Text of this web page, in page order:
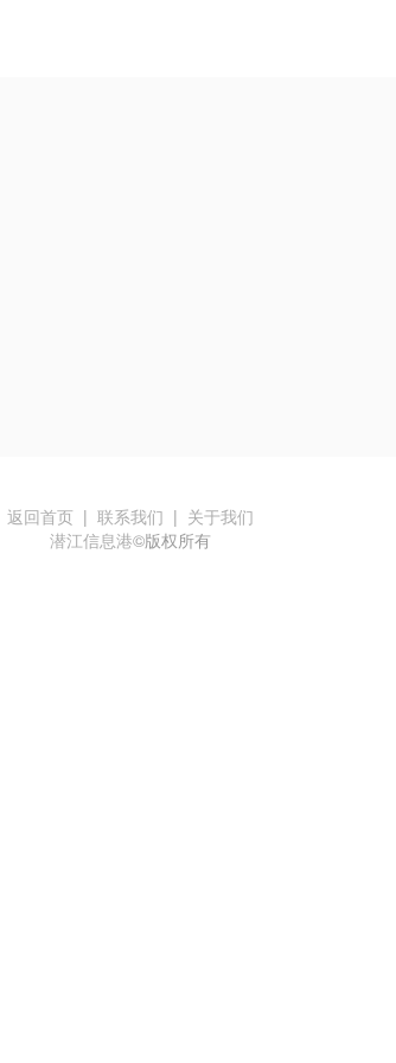
返回首页 | 联系我们 | 关于我们
潜江信息港©版权所有